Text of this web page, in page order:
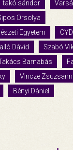
takó sándor
Orsolya
Egyetem
Dávid
Szabó
Barnabás
Vincze
Bényi Dániel